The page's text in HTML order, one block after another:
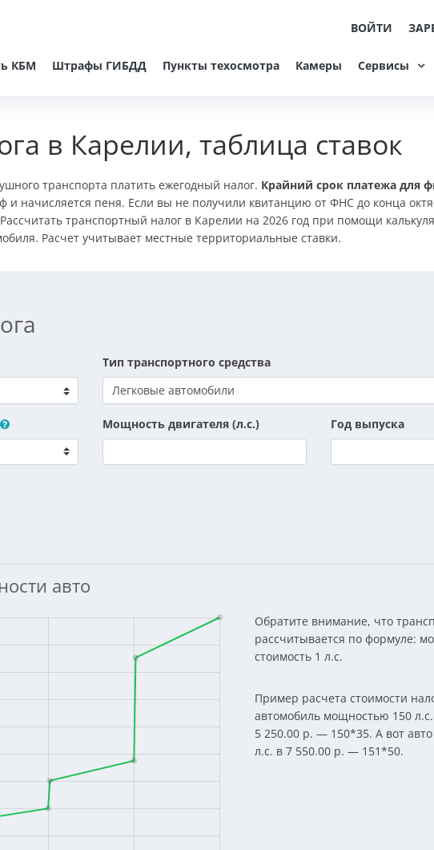
ВОЙТИ
КБМ Штрафы ГИБДД Пункты техосмотра Камеры Сервисы
в Карелии, таблица ставок
транспорта платить ежегодный налог. Крайний срок платежа для
и начисляется пеня. Если вы не получили квитанцию от ФНС до конца
транспортный налог в Карелии на 2026 год при помощи
Расчет учитывает местные территориальные ставки.
Тип транспортного средства
Мощность двигателя (л.с.) Год выпуска
авто
Обратите внимание, что
рассчитывается по формуле:
стоимость 1 л.с.
Пример расчета стоимости
автомобиль мощностью 150
5 250.00 р. — 150*35. А вот
л.с. в 7 550.00 р. — 151*50.